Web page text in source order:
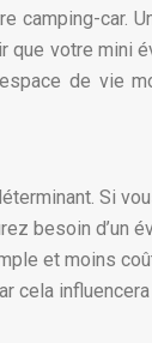
car.
votre mini
de vie
Si
besoin d’un
et moins
cela